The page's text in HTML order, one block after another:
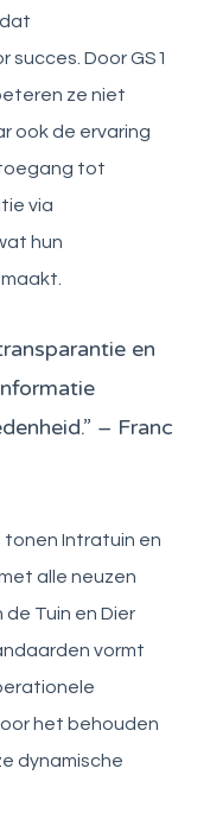
succes. Door GS1
ze niet
ook de ervaring
tot
via
hun
en
– Franc
tonen Intratuin en
alle neuzen
Tuin en Dier
vormt
het behouden
dynamische